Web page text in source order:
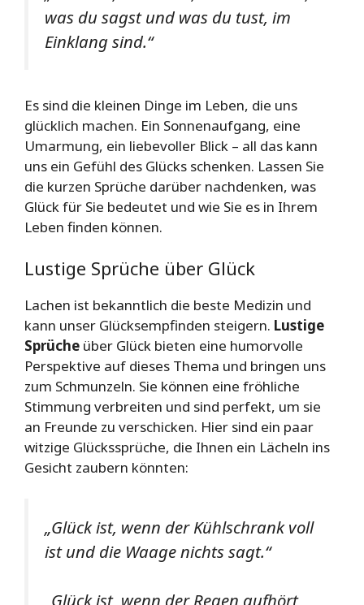
was du sagst und was du tust, im
Einklang sind.“
Es sind die kleinen Dinge im Leben, die uns
glücklich machen. Ein Sonnenaufgang, eine
Umarmung, ein liebevoller Blick – all das kann
uns ein Gefühl des Glücks schenken. Lassen Sie
die kurzen Sprüche darüber nachdenken, was
Glück für Sie bedeutet und wie Sie es in Ihrem
Leben finden können.
Lustige Sprüche über Glück
Lachen ist bekanntlich die beste Medizin und
kann unser Glücksempfinden steigern. Lustige
Sprüche über Glück bieten eine humorvolle
Perspektive auf dieses Thema und bringen uns
zum Schmunzeln. Sie können eine fröhliche
Stimmung verbreiten und sind perfekt, um sie
an Freunde zu verschicken. Hier sind ein paar
witzige Glückssprüche, die Ihnen ein Lächeln ins
Gesicht zaubern könnten:
„Glück ist, wenn der Kühlschrank voll
ist und die Waage nichts sagt.“
„Glück ist, wenn der Regen aufhört,